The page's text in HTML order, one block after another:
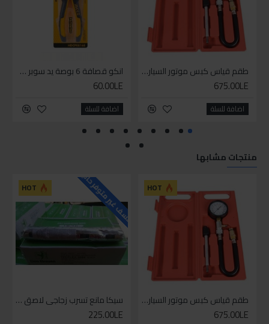
طقم قياس كبس موتور السياره 3 ق
675.00LE
اضافة للسلة
انكو قصافة 6 بوصة يد سوبر وان
60.00LE
اضافة للسلة
منتجات مشابها
HOT
طقم قياس كبس موتور السياره 3 ق
675.00LE
HOT للاسف غير متوفر حاليا
سيكا مانع تسرب زجاجي لاصق اسود 600 مل
225.00LE